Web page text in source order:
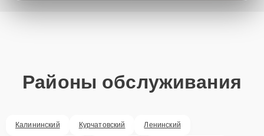
Районы обслуживания
Калининский Курчатовский Ленинский